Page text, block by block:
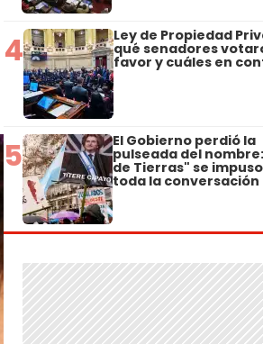
4 Ley de Propiedad
qué senadores
favor y cuáles en
5 El Gobierno perdió la
pulseada del
de Tierras" se
toda la